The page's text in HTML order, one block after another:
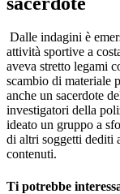
Dalle indagini è
attività sportive a
aveva stretto legami
scambio di materiale
anche un sacerdote
investigatori della
ideato un gruppo a
di altri soggetti dediti
contenuti.
Ti potrebbe